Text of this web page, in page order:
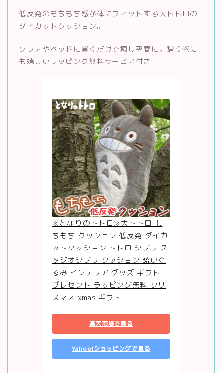
低反発のもちもち感が体にフィットする大トトロの
ダイカットクッション。
ソファやベッドに置くだけで癒し空間に。贈り物に
も嬉しいラッピング無料サービス付き！
≪となりのトトロ≫大トトロ も
ちもち クッション 低反発 ダイカ
ットクッション トトロ ジブリ ス
タジオジブリ クッション ぬいぐ
るみ インテリア グッズ ギフト
プレゼント ラッピング無料 クリ
スマス xmas ギフト
楽天市場で見る
Yahoo!ショッピングで見る
無料キャンペーン実施中！